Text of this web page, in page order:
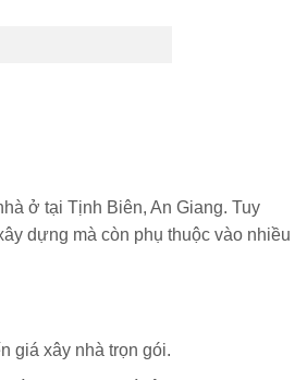
ở tại Tịnh Biên, An Giang. Tuy
dựng mà còn phụ thuộc vào nhiều
giá xây nhà trọn gói.